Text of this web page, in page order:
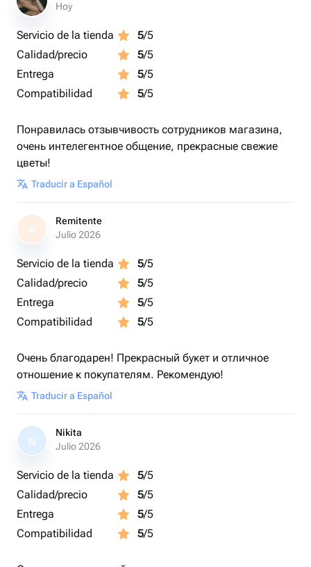
Hoy
Servicio de la tienda 5/5
Calidad/precio
5/5
Entrega
5/5
Compatibilidad
5/5
Понравилась отзывчивость сотрудников магазина,
очень интелегентное общение, прекрасные свежие
цветы!
Traducir a Español
R
Remitente
Julio 2026
Servicio de la tienda 5/5
Calidad/precio
5/5
Entrega
5/5
Compatibilidad
5/5
Очень благодарен! Прекрасный букет и отличное
отношение к покупателям. Рекомендую!
Traducir a Español
N
Nikita
Julio 2026
Servicio de la tienda 5/5
Calidad/precio
5/5
Entrega
5/5
Compatibilidad
5/5